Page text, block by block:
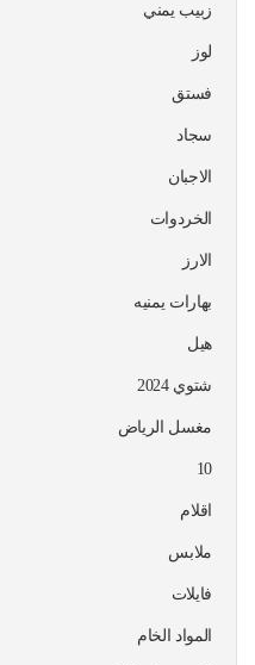
زبيب يمني
لوز
فستق
سجاد
الاجبان
الخردوات
الارز
بهارات يمنيه
هيل
شتوي 2024
مغسل الرياض
10
اقلام
ملابس
فايلات
المواد الخام